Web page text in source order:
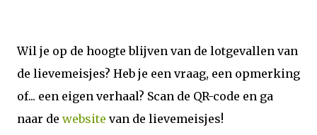
Wil je op de hoogte blijven van de lotgevallen van
de lievemeisjes? Heb je een vraag, een opmerking
of... een eigen verhaal? Scan de QR-code en ga
naar de website van de lievemeisjes!